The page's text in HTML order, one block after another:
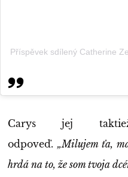
Příspěvek sdílený Catherine
Carys jej
odpoveď.„Milujem ťa,
hrdá na to, že som tvoja